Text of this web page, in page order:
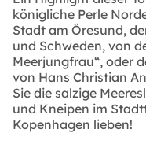
königliche Perle
Stadt am Öresund,
und Schweden, von
Meerjungfrau“, oder
von Hans Christian
Sie die salzige
und Kneipen im
Kopenhagen lieben!